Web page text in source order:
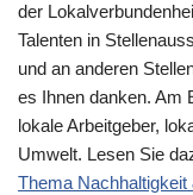
der
Talenten in
und an anderen
es Ihnen danken. Am
lokale Arbeitgeber,
Umwelt. Lesen Sie
Thema Nachhaltigkeit